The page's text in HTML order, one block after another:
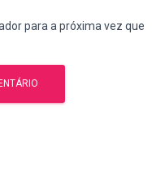
para a próxima vez que